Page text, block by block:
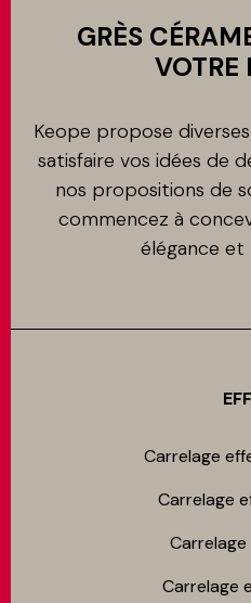
GRÈS
VOTRE
Keope propose
satisfaire vos idées de
nos propositions de
commencez à
élégance et
Carrelage
Carrelage
Carrelage